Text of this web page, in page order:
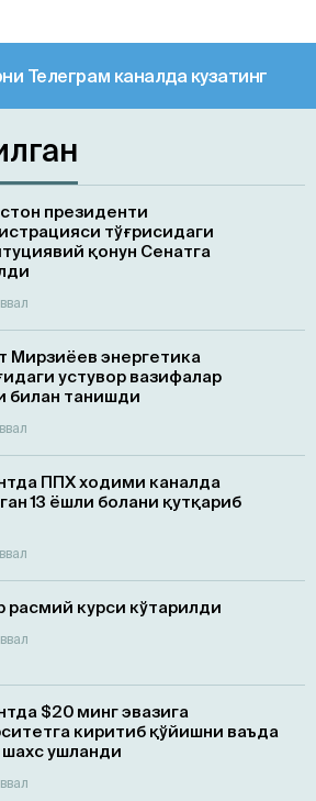
Телеграм каналда кузатинг
президенти
тўғрисидаги
қонун Сенатга
Мирзиёев энергетика
устувор вазифалар
билан танишди
ППХ ходими каналда
13 ёшли болани қутқариб
расмий курси кўтарилди
$20 минг эвазига
киритиб қўйишни ваъда
шахс ушланди